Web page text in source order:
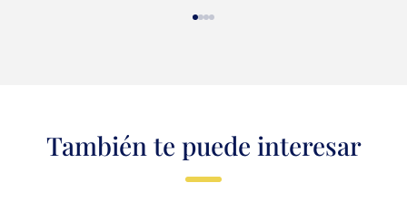
También te puede interesar